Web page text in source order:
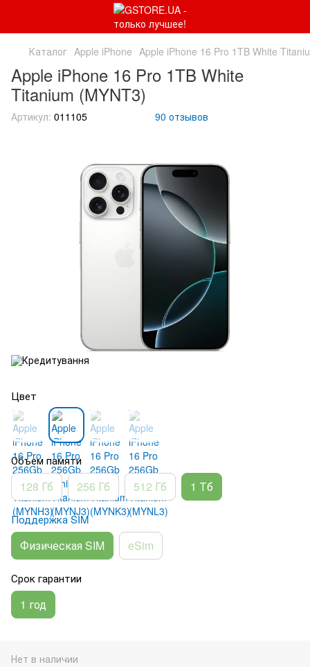
Каталог Apple iPhone Apple iPhone 16 Pro 1TB White
Apple iPhone 16 Pro 1TB White
Titanium (MYNT3)
Артикул: 011105 90 отзывов
Цвет
Объем памяти
128 Гб 256 Гб 512 Гб 1 Тб
Поддержка SIM
Физическая SIM eSim
Срок гарантии
1 год
Нет в наличии